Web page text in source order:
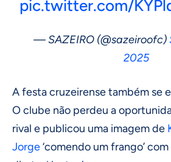
pic.twitter.com/
— SAZEIRO (@sazeiroofc)
2025
A festa cruzeirense também se
O clube não perdeu a
rival e publicou uma imagem de
Jorge‘comendo um frango’